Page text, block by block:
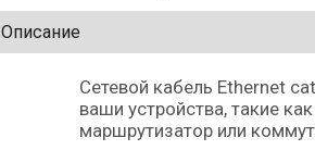
Описание
Сетевой кабель Ethernet
ваши устройства, такие
маршрутизатор или